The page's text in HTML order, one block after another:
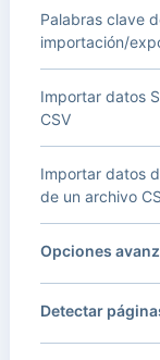
Palabras clave
importación/
Importar datos
CSV
Importar datos
de un archivo
Opciones
Detectar